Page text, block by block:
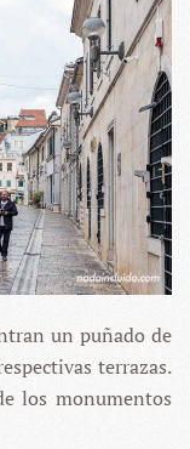
un puñado de
terrazas.
los monumentos